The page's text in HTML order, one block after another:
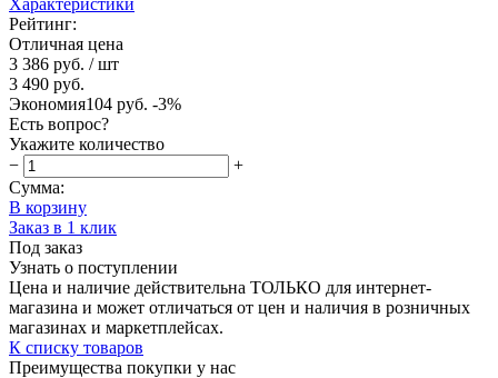
Рейтинг:
Отличная цена
3 386 руб. / шт
3 490 руб.
Экономия104 руб. -3%
Есть вопрос?
Укажите количество
−
+
Сумма:
В корзину
Заказ в 1 клик
Под заказ
Узнать о поступлении
Цена и наличие действительна ТОЛЬКО для интернет-
магазина и может отличаться от цен и наличия в розничных
магазинах и маркетплейсах.
К списку товаров
Преимущества покупки у нас